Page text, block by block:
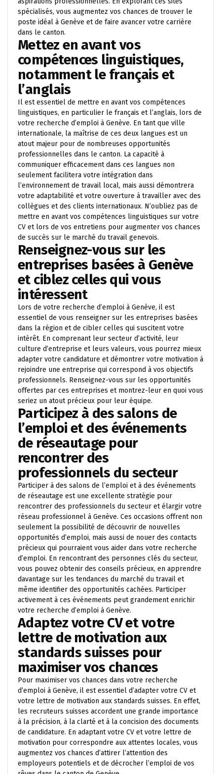
spécialisés, vous augmentez vos chances de trouver le
poste idéal à Genève et de faire avancer votre carrière
dans le canton.
Mettez en avant vos
compétences linguistiques,
notamment le français et
l’anglais
Il est essentiel de mettre en avant vos compétences
linguistiques, en particulier le français et l’anglais, lors de
votre recherche d’emploi à Genève. En tant que ville
internationale, la maîtrise de ces deux langues est un
atout majeur pour de nombreuses opportunités
professionnelles dans le canton. La capacité à
communiquer efficacement dans ces langues non
seulement facilitera votre intégration dans
l’environnement de travail local, mais aussi démontrera
votre adaptabilité et votre ouverture à travailler avec des
collègues et des clients internationaux. N’oubliez pas de
mettre en avant vos compétences linguistiques sur votre
CV et lors de vos entretiens pour augmenter vos chances
de succès sur le marché du travail genevois.
Renseignez-vous sur les
entreprises basées à Genève
et ciblez celles qui vous
intéressent
Lors de votre recherche d’emploi à Genève, il est
essentiel de vous renseigner sur les entreprises basées
dans la région et de cibler celles qui suscitent votre
intérêt. En comprenant leur secteur d’activité, leur
culture d’entreprise et leurs valeurs, vous pourrez mieux
adapter votre candidature et démontrer votre motivation à
rejoindre une entreprise qui correspond à vos objectifs
professionnels. Renseignez-vous sur les opportunités
offertes par ces entreprises et montrez-leur en quoi vous
seriez un atout précieux pour leur équipe.
Participez à des salons de
l’emploi et des événements
de réseautage pour
rencontrer des
professionnels du secteur
Participer à des salons de l’emploi et à des événements
de réseautage est une excellente stratégie pour
rencontrer des professionnels du secteur et élargir votre
réseau professionnel à Genève. Ces occasions offrent non
seulement la possibilité de découvrir de nouvelles
opportunités d’emploi, mais aussi de nouer des contacts
précieux qui pourraient vous aider dans votre recherche
d’emploi. En rencontrant des personnes clés du secteur,
vous pouvez obtenir des conseils précieux, en apprendre
davantage sur les tendances du marché du travail et
même identifier des opportunités cachées. Participer
activement à ces événements peut grandement enrichir
votre recherche d’emploi à Genève.
Adaptez votre CV et votre
lettre de motivation aux
standards suisses pour
maximiser vos chances
Pour maximiser vos chances dans votre recherche
d’emploi à Genève, il est essentiel d’adapter votre CV et
votre lettre de motivation aux standards suisses. En effet,
les recruteurs suisses accordent une grande importance
à la précision, à la clarté et à la concision des documents
de candidature. En adaptant votre CV et votre lettre de
motivation pour correspondre aux attentes locales, vous
augmentez vos chances d’attirer l’attention des
employeurs potentiels et de décrocher l’emploi de vos